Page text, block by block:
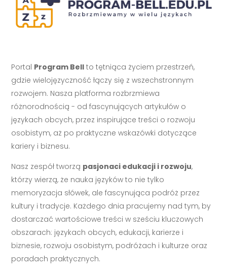
Portal Program Bell to tętniąca życiem przestrzeń,
gdzie wielojęzyczność łączy się z wszechstronnym
rozwojem. Nasza platforma rozbrzmiewa
różnorodnością - od fascynujących artykułów o
językach obcych, przez inspirujące treści o rozwoju
osobistym, aż po praktyczne wskazówki dotyczące
kariery i biznesu.
Nasz zespół tworzą pasjonaci edukacji i rozwoju,
którzy wierzą, że nauka języków to nie tylko
memoryzacja słówek, ale fascynująca podróż przez
kultury i tradycje. Każdego dnia pracujemy nad tym, by
dostarczać wartościowe treści w sześciu kluczowych
obszarach: językach obcych, edukacji, karierze i
biznesie, rozwoju osobistym, podróżach i kulturze oraz
poradach praktycznych.